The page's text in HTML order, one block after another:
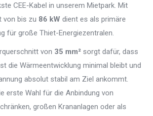
CEE-Kabel in unserem Mietpark. Mit
von bis zu 86 kW dient es als primäre
für große Thiet-Energiezentralen.
von 35 mm² sorgt dafür, dass
die Wärmeentwicklung minimal bleibt und
absolut stabil am Ziel ankommt.
erste Wahl für die Anbindung von
großen Krananlagen oder als